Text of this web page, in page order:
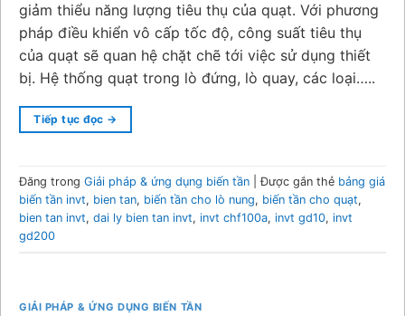
giảm thiểu năng lượng tiêu thụ của quạt. Với phương
pháp điều khiển vô cấp tốc độ, công suất tiêu thụ
của quạt sẽ quan hệ chặt chẽ tới việc sử dụng thiết
bị. Hệ thống quạt trong lò đứng, lò quay, các loại…..
Tiếp tục đọc →
Đăng trong Giải pháp & ứng dụng biến tần |Được gắn thẻ bảng giá
biến tần invt, bien tan, biến tần cho lò nung, biến tần cho quạt,
bien tan invt, dai ly bien tan invt, invt chf100a, invt gd10, invt
gd200
GIẢI PHÁP & ỨNG DỤNG BIẾN TẦN